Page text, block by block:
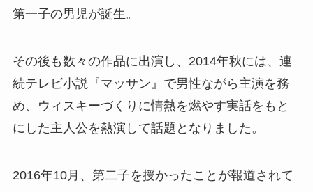
第一子の男児が誕生。
その後も数々の作品に出演し、2014年秋には、連
続テレビ小説『マッサン』で男性ながら主演を務
め、ウィスキーづくりに情熱を燃やす実話をもと
にした主人公を熱演して話題となりました。
2016年10月、第二子を授かったことが報道されて